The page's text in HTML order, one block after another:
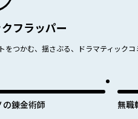
フラッパー
をつかむ、揺さぶる、ドラマティック
の錬金術師
無職